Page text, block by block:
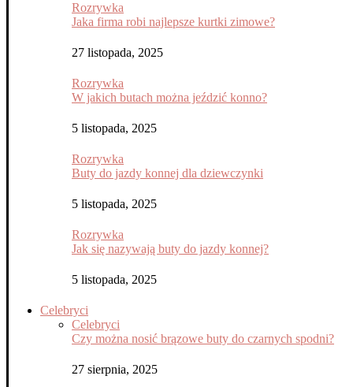
Rozrywka
Jaka firma robi najlepsze kurtki zimowe?
27 listopada, 2025
Rozrywka
W jakich butach można jeździć konno?
5 listopada, 2025
Rozrywka
Buty do jazdy konnej dla dziewczynki
5 listopada, 2025
Rozrywka
Jak się nazywają buty do jazdy konnej?
5 listopada, 2025
Celebryci
Celebryci
Czy można nosić brązowe buty do czarnych spodni?
27 sierpnia, 2025